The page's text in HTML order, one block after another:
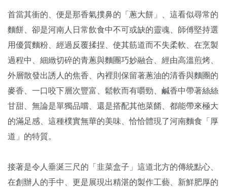
首當其衝的、便是那香氣撲鼻的「蔥大餅」、這看似尋常的
麵餅、卻是河南人日常飲食中不可或缺的靈魂、師傅堅持選
用優質麵粉、經過反覆揉捏、使其筋道而不失柔軟、在烹製
過程中、細緻切碎的青蔥與麵團巧妙融合、經由高溫煎烤、
外層散發出誘人的焦香、內裡則保留著蔥油的清香與麵團的
麥香、一口咬下層次豐富、鬆軟而有嚼勁、鹹香中帶著絲絲
甘甜、無論是單獨品嚐、還是搭配其他菜餚、都能帶來極大
的滿足感、這種樸實無華的美味、恰恰體現了河南麵食「厚
道」的特質。
接著是令人垂涎三尺的「韭菜盒子」這道北方的傳統點心、
在創辦人的手中、更是展現出精湛的製作工藝、新鮮肥厚的